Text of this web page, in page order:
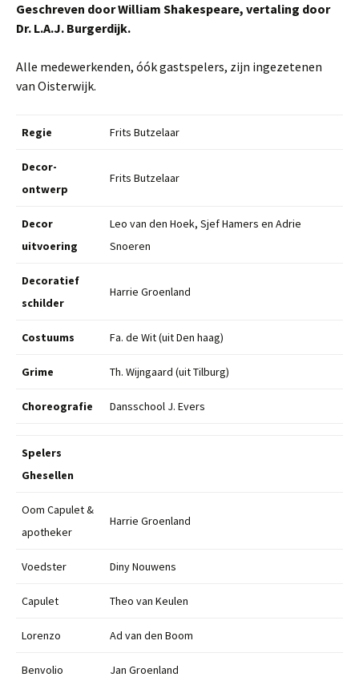
Geschreven door William Shakespeare, vertaling door
Dr. L.A.J. Burgerdijk.
Alle medewerkenden, óók gastspelers, zijn ingezetenen
van Oisterwijk.
Regie Frits Butzelaar
Decor-
ontwerp
Frits Butzelaar
Decor
uitvoering
Leo van den Hoek, Sjef Hamers en Adrie
Snoeren
Decoratief
schilder
Harrie Groenland
Costuums Fa. de Wit (uit Den haag)
Grime Th. Wijngaard (uit Tilburg)
Choreografie Dansschool J. Evers
Spelers
Ghesellen
Oom Capulet &
apotheker
Harrie Groenland
Voedster Diny Nouwens
Capulet Theo van Keulen
Lorenzo Ad van den Boom
Benvolio Jan Groenland